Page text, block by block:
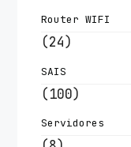
Router WIFI
(24)
SAIS
(100)
Servidores